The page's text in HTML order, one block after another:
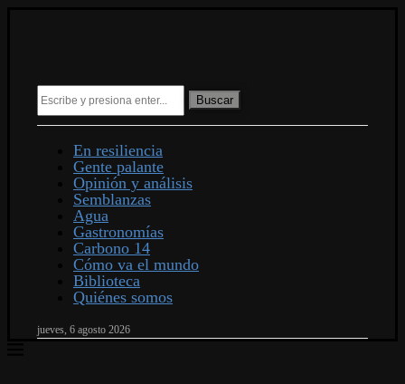
Buscar
En resiliencia
Gente palante
Opinión y análisis
Semblanzas
Agua
Gastronomías
Carbono 14
Cómo va el mundo
Biblioteca
Quiénes somos
jueves, 6 agosto 2026